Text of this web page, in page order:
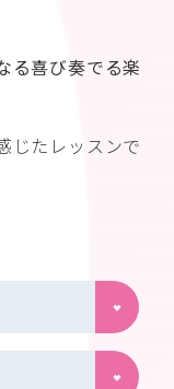
る喜び奏でる楽
じたレッスンで